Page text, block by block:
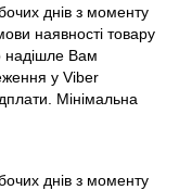
днів з моменту
наявності товару
надішле Вам
у Viber
Мінімальна
днів з моменту